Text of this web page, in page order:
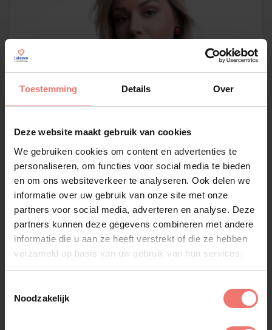
Toestemming Details Over
Deze website maakt gebruik van cookies
We gebruiken cookies om content en advertenties te
personaliseren, om functies voor social media te bieden
en om ons websiteverkeer te analyseren. Ook delen we
informatie over uw gebruik van onze site met onze
partners voor social media, adverteren en analyse. Deze
partners kunnen deze gegevens combineren met andere
informatie die u aan ze heeft verstrekt of die ze hebben
verzameld op basis van uw gebruik van hun services.
Noodzakelijk
Emma Heesters
€ 12500,-
Lees meer